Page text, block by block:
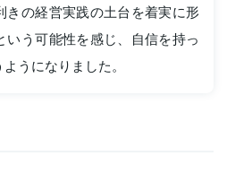
きの経営実践の土台を着実に形
いう可能性を感じ、自信を持っ
うになりました。